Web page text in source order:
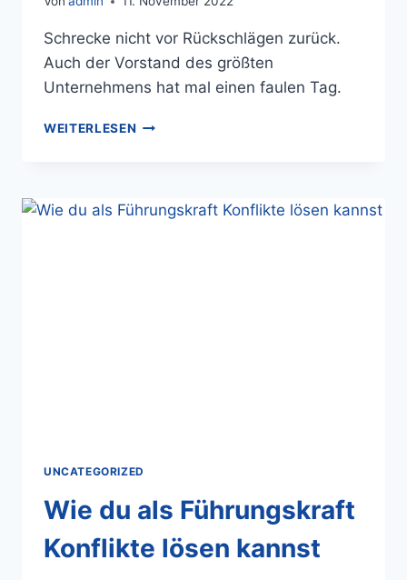
Schrecke nicht vor Rückschlägen zurück.
Auch der Vorstand des größten
Unternehmens hat mal einen faulen Tag.
WEITERLESEN
UNCATEGORIZED
Wie du als Führungskraft
Konflikte lösen kannst